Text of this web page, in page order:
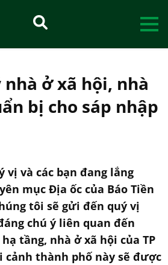
nhà ở xã hội, nhà
bị cho sáp nhập
vị và các bạn đang lắng
mục Địa ốc của Báo Tiền
tôi sẽ gửi đến quý vị
chú ý liên quan đến
tầng, nhà ở xã hội của TP
cảnh thành phố này sẽ được